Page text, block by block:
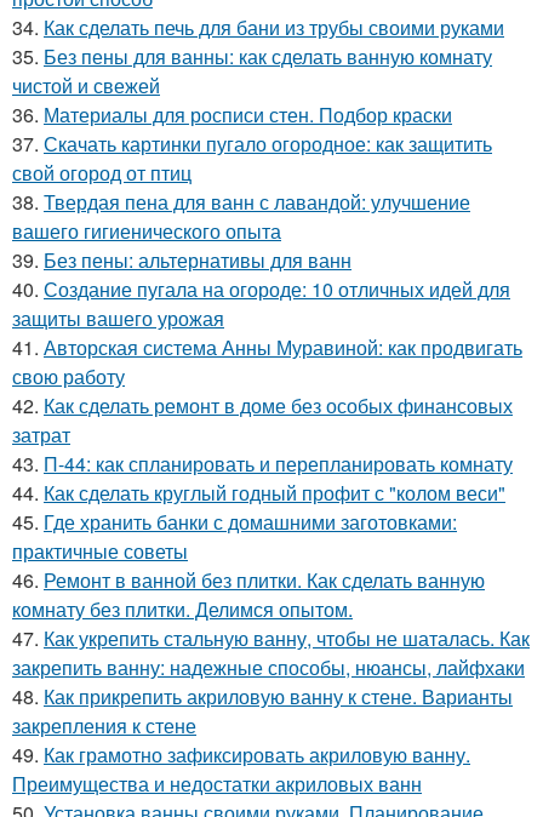
34. Как сделать печь для бани из трубы своими руками
35. Без пены для ванны: как сделать ванную комнату
чистой и свежей
36. Материалы для росписи стен. Подбор краски
37. Скачать картинки пугало огородное: как защитить
свой огород от птиц
38. Твердая пена для ванн с лавандой: улучшение
вашего гигиенического опыта
39. Без пены: альтернативы для ванн
40. Создание пугала на огороде: 10 отличных идей для
защиты вашего урожая
41. Авторская система Анны Муравиной: как продвигать
свою работу
42. Как сделать ремонт в доме без особых финансовых
затрат
43. П-44: как спланировать и перепланировать комнату
44. Как сделать круглый годный профит с "колом веси"
45. Где хранить банки с домашними заготовками:
практичные советы
46. Ремонт в ванной без плитки. Как сделать ванную
комнату без плитки. Делимся опытом.
47. Как укрепить стальную ванну, чтобы не шаталась. Как
закрепить ванну: надежные способы, нюансы, лайфхаки
48. Как прикрепить акриловую ванну к стене. Варианты
закрепления к стене
49. Как грамотно зафиксировать акриловую ванну.
Преимущества и недостатки акриловых ванн